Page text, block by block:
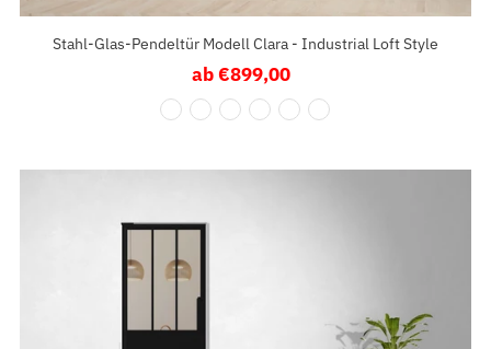
Stahl-Glas-Pendeltür Modell Clara - Industrial Loft Style
Regulärer
Preis
ab €899,00